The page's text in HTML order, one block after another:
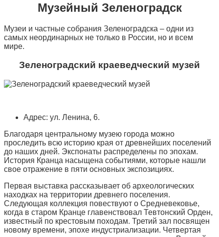
Музейный Зеленоградск
Музеи и частные собрания Зеленоградска – одни из
самых неординарных не только в России, но и всем
мире.
Зеленоградский краеведческий музей
Адрес: ул. Ленина, 6.
Благодаря центральному музею города можно
проследить всю историю края от древнейших поселений
до наших дней. Экспонаты распределены по эпохам.
История Кранца насыщена событиями, которые нашли
свое отражение в пяти основных экспозициях.
Первая выставка рассказывает об археологических
находках на территории древнего поселения.
Следующая коллекция повествуют о Средневековье,
когда в старом Кранце главенствовал Тевтонский Орден,
известный по крестовым походам. Третий зал посвящен
новому времени, эпохе индустриализации. Четвертая